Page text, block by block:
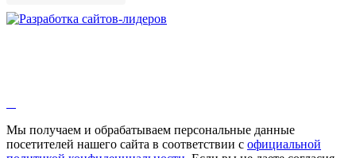
Змееголовник
Мыльнянка
Мята
Мы получаем и обрабатываем персональные данные
посетителей нашего сайта в соответствии с официальной